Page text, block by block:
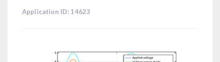
Application ID: 14623